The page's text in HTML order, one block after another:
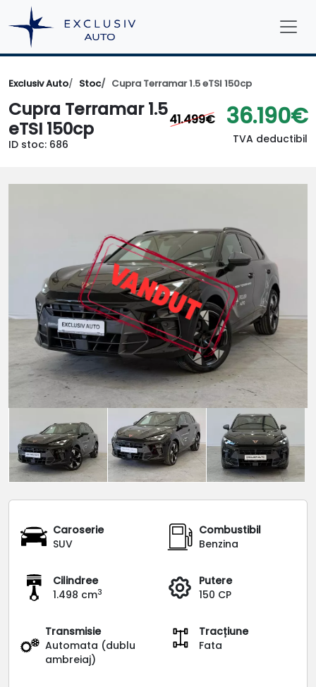
Exclusiv Auto Stoc Cupra Terramar 1.5 eTSI 150cp
Cupra Terramar 1.5
eTSI 150cp
ID stoc: 686
41.499€ 36.190€
TVA deductibil
Caroserie
SUV
Combustibil
Benzina
Cilindree
1.498 cm3
Putere
150 CP
Transmisie
Automata (dublu
ambreiaj)
Tracțiune
Fata